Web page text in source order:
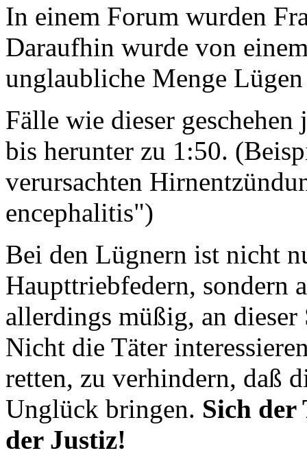
In einem Forum wurden
Daraufhin wurde von
unglaubliche Menge
Fälle wie dieser geschehen
bis herunter zu 1:50.
verursachten
encephalitis")
Bei den Lügnern ist nicht
Haupttriebfedern, sondern
allerdings müßig, an
Nicht die Täter
retten, zu verhindern, daß
Unglück bringen. Sich der
der Justiz!